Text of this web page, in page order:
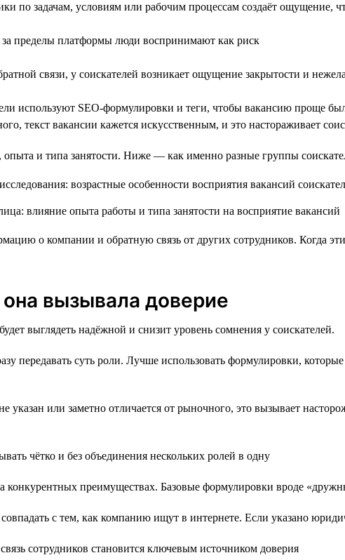
по задачам, условиям или рабочим процессам создаёт
пределы платформы люди воспринимают как риск
связи, у соискателей возникает ощущение закрытости и
используют SEO-формулировки и теги, чтобы вакансию проще
текст вакансии кажется искусственным, и это настораживает
опыта и типа занятости. Ниже — как именно разные группы
о компании и обратную связь от других сотрудников. Когда
вызывала доверие
выглядеть надёжной и снизит уровень сомнения у соискателей.
передавать суть роли. Лучше использовать формулировки,
указан или заметно отличается от рыночного, это вызывает
чётко и без объединения нескольких ролей в одну
конкурентных преимуществах. Базовые формулировки вроде
с тем, как компанию ищут в интернете. Если указано
сотрудников становится ключевым источником доверия